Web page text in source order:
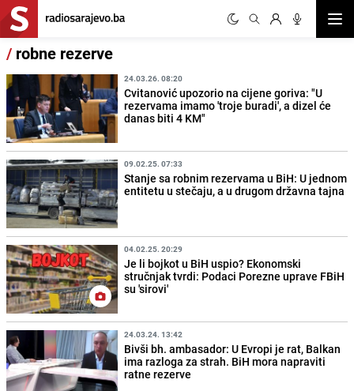
/ robne rezerve
24.03.26. 08:20
Cvitanović upozorio na cijene goriva: "U
rezervama imamo 'troje buradi', a dizel će
danas biti 4 KM"
09.02.25. 07:33
Stanje sa robnim rezervama u BiH: U jednom
entitetu u stečaju, a u drugom državna tajna
04.02.25. 20:29
Je li bojkot u BiH uspio? Ekonomski
stručnjak tvrdi: Podaci Porezne uprave FBiH
su 'sirovi'
24.03.24. 13:42
Bivši bh. ambasador: U Evropi je rat, Balkan
ima razloga za strah. BiH mora napraviti
ratne rezerve